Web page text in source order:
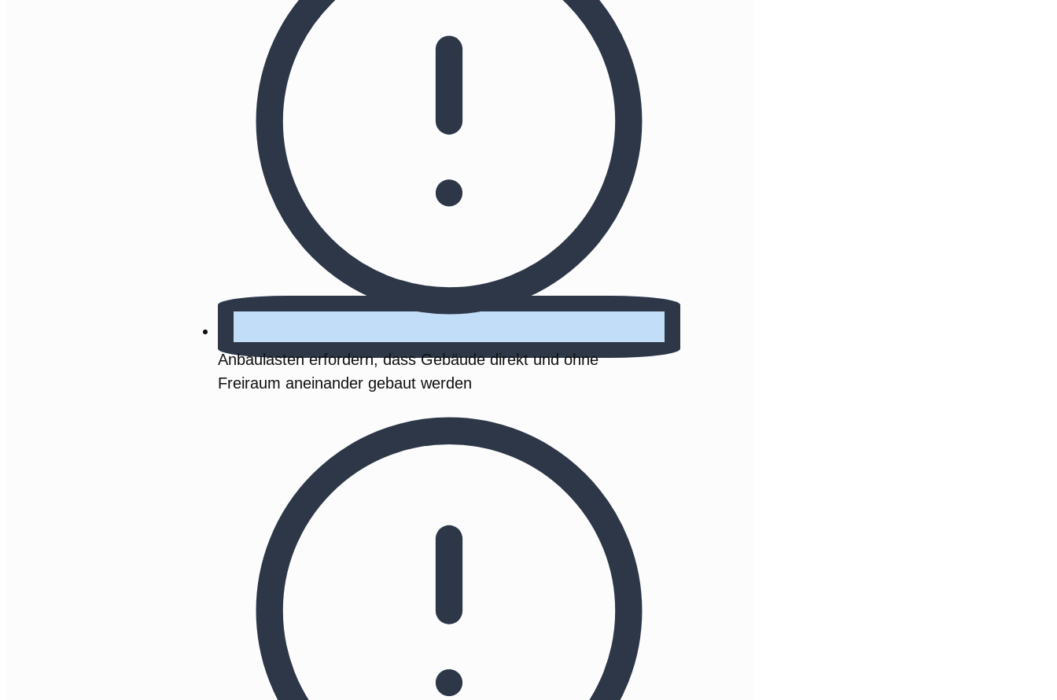
Anbaulasten erfordern, dass Gebäude direkt und ohne
Freiraum aneinander gebaut werden